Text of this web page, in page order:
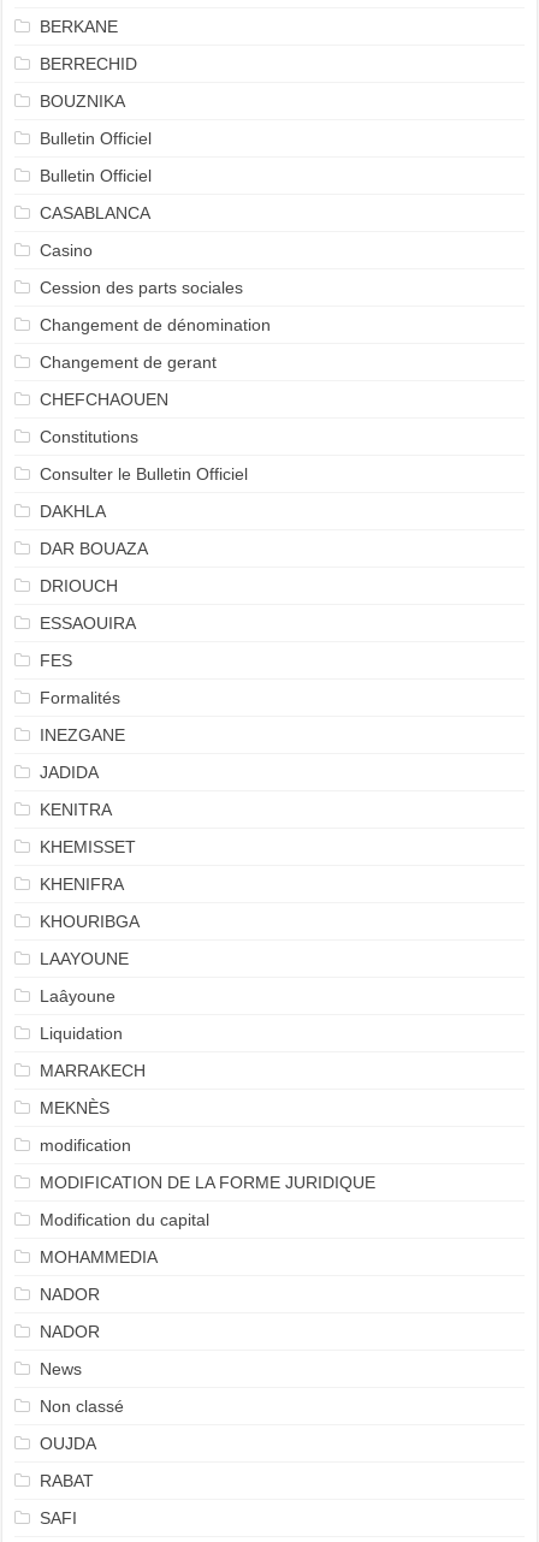
BERKANE
BERRECHID
BOUZNIKA
Bulletin Officiel
Bulletin Officiel
CASABLANCA
Casino
Cession des parts sociales
Changement de dénomination
Changement de gerant
CHEFCHAOUEN
Constitutions
Consulter le Bulletin Officiel
DAKHLA
DAR BOUAZA
DRIOUCH
ESSAOUIRA
FES
Formalités
INEZGANE
JADIDA
KENITRA
KHEMISSET
KHENIFRA
KHOURIBGA
LAAYOUNE
Laâyoune
Liquidation
MARRAKECH
MEKNÈS
modification
MODIFICATION DE LA FORME JURIDIQUE
Modification du capital
MOHAMMEDIA
NADOR
NADOR
News
Non classé
OUJDA
RABAT
SAFI